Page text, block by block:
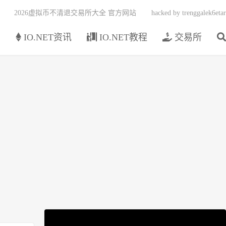
IO.NET资讯 IO.NET教程 交易所
2026虚拟币不清退交易所大全 官方网站 hacked by trenggalek6etar